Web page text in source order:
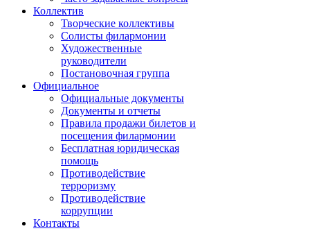
Коллектив
Творческие коллективы
Солисты филармонии
Художественные
руководители
Постановочная группа
Официальное
Официальные документы
Документы и отчеты
Правила продажи билетов и
посещения филармонии
Бесплатная юридическая
помощь
Противодействие
терроризму
Противодействие
коррупции
Контакты